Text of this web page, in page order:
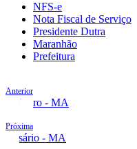
NFS-e
Nota Fiscal de Serviço
Presidente Dutra
Maranhão
Prefeitura
Anterior
Pinheiro - MA
Próxima
Rosário - MA